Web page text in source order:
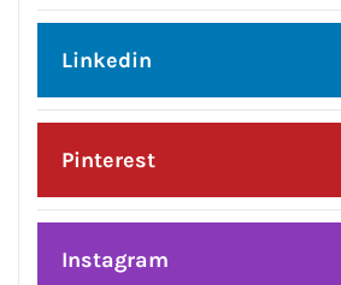
Posted On:8 Aug 2026
प्रदेश उपाध्यक्ष बनने पर राकेश
केंद्रीय विधानसभा क्षेत्र के
पदाधिकारियों ने किया भव्य